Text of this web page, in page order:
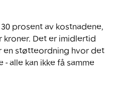
prosent av kostnadene,
kroner. Det er imidlertid
en støtteordning hvor det
alle kan ikke få samme